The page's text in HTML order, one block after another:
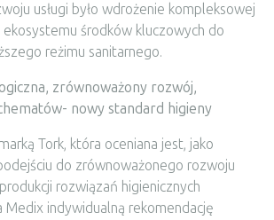
usługi było wdrożenie kompleksowej
środków kluczowych do
reżimu sanitarnego.
zrównoważony rozwój,
nowy standard higieny
Tork, która oceniana jest, jako
do zrównoważonego rozwoju
rozwiązań higienicznych
Medix indywidualną rekomendację